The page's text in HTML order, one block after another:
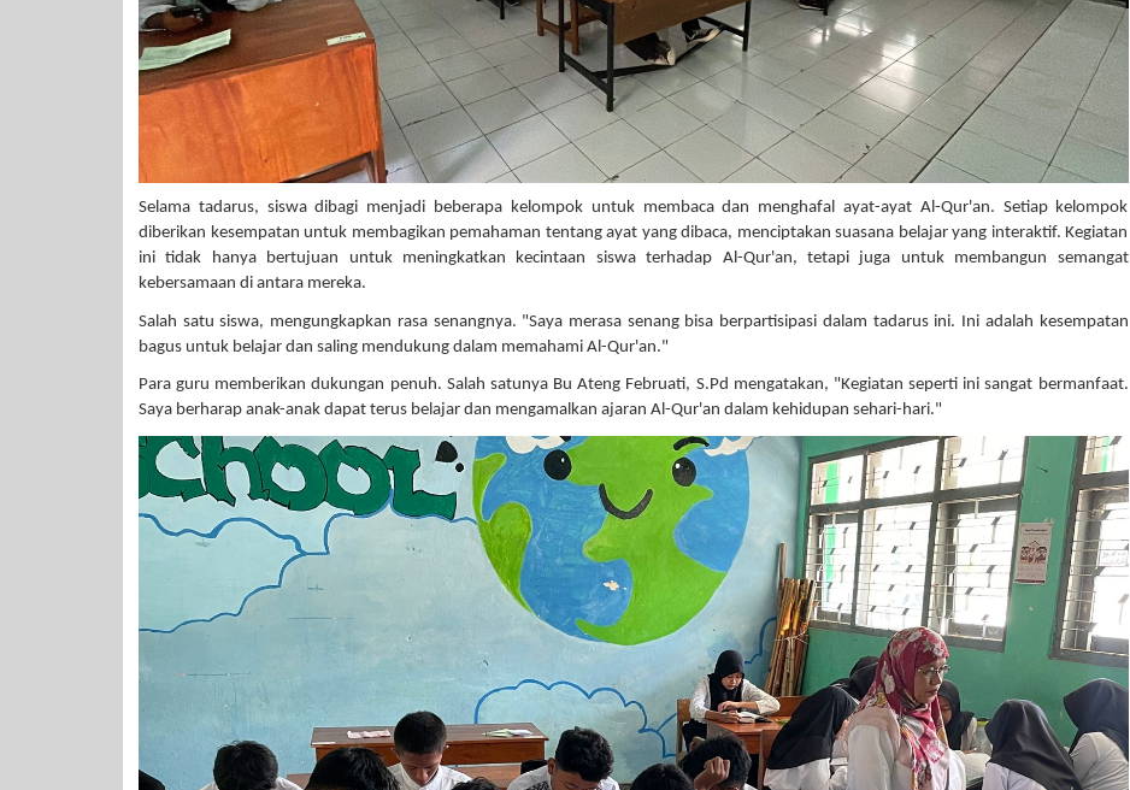
Selama tadarus, siswa dibagi menjadi beberapa kelompok untuk membaca dan menghafal ayat-ayat Al-Qur'an. Setiap kelompok
diberikan kesempatan untuk membagikan pemahaman tentang ayat yang dibaca, menciptakan suasana belajar yang interaktif. Kegiatan
ini tidak hanya bertujuan untuk meningkatkan kecintaan siswa terhadap Al-Qur'an, tetapi juga untuk membangun semangat
kebersamaan di antara mereka.
Salah satu siswa, mengungkapkan rasa senangnya. "Saya merasa senang bisa berpartisipasi dalam tadarus ini. Ini adalah kesempatan
bagus untuk belajar dan saling mendukung dalam memahami Al-Qur'an."
Para guru memberikan dukungan penuh. Salah satunya Bu Ateng Februati, S.Pd mengatakan, "Kegiatan seperti ini sangat bermanfaat.
Saya berharap anak-anak dapat terus belajar dan mengamalkan ajaran Al-Qur'an dalam kehidupan sehari-hari."